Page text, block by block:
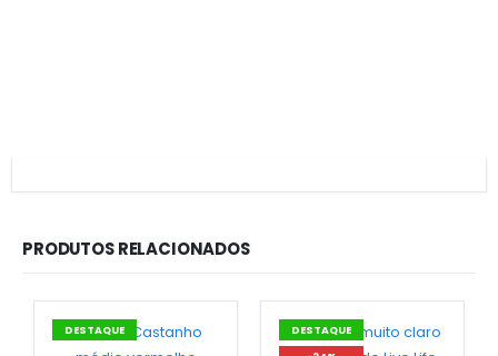
PRODUTOS RELACIONADOS
DESTAQUE
DESTAQUE